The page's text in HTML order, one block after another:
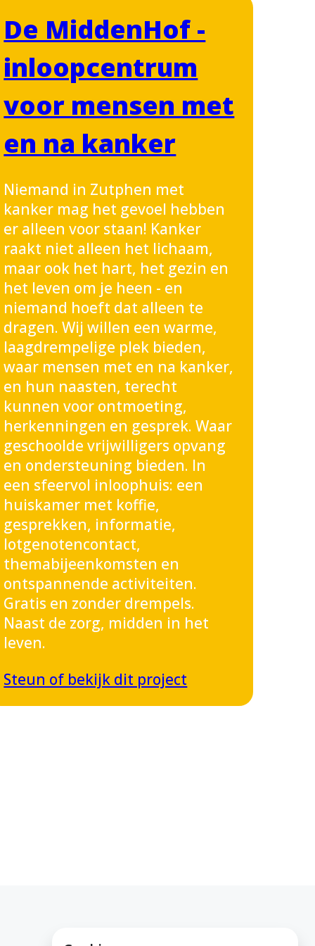
De MiddenHof -
inloopcentrum
voor mensen met
en na kanker
Niemand in Zutphen met
kanker mag het gevoel hebben
er alleen voor staan! Kanker
raakt niet alleen het lichaam,
maar ook het hart, het gezin en
het leven om je heen - en
niemand hoeft dat alleen te
dragen. Wij willen een warme,
laagdrempelige plek bieden,
waar mensen met en na kanker,
en hun naasten, terecht
kunnen voor ontmoeting,
herkenningen en gesprek. Waar
geschoolde vrijwilligers opvang
en ondersteuning bieden. In
een sfeervol inloophuis: een
huiskamer met koffie,
gesprekken, informatie,
lotgenotencontact,
themabijeenkomsten en
ontspannende activiteiten.
Gratis en zonder drempels.
Naast de zorg, midden in het
leven.
Steun of bekijk dit project